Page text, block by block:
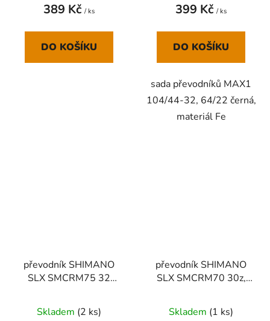
389 Kč / ks
DO KOŠÍKU
399 Kč / ks
DO KOŠÍKU
sada převodníků MAX1
104/44-32, 64/22 černá,
materiál Fe
převodník SHIMANO
SLX SMCRM75 32
Skladem (2 ks)
převodník SHIMANO
SLX SMCRM70 30z,
Skladem (1 ks)